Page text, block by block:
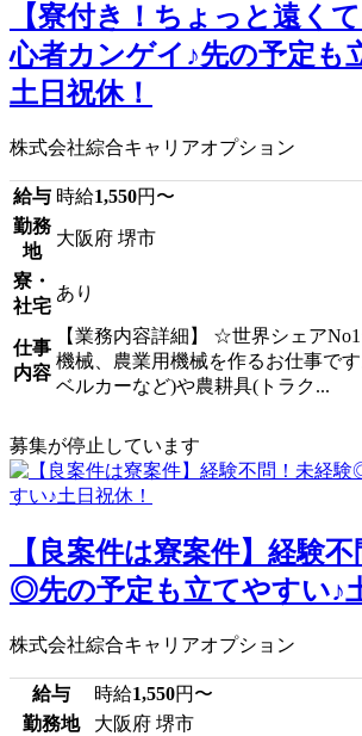
【寮付き！ちょっと遠く
心者カンゲイ♪先の予定も
土日祝休！
株式会社綜合キャリアオプション
給与 時給1,550円〜
勤務
地
大阪府 堺市
寮・
社宅
あり
仕事
内容
【業務内容詳細】 ☆世界シェア
機械、農業用機械を作るお仕事で
ベルカーなど)や農耕具(トラク...
募集が停止しています
【良案件は寮案件】経験
◎先の予定も立てやすい♪
株式会社綜合キャリアオプション
給与 時給1,550円〜
勤務地
大阪府 堺市